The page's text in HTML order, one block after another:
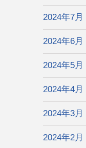
2024年7月
2024年6月
2024年5月
2024年4月
2024年3月
2024年2月